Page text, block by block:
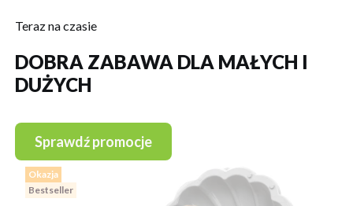
Teraz na czasie
DOBRA ZABAWA DLA MAŁYCH I
DUŻYCH
Sprawdź promocje
Okazja
Bestseller